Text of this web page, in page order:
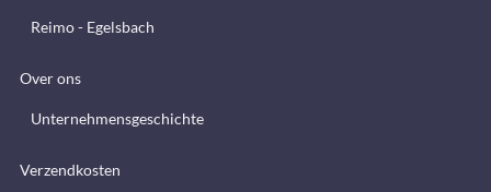
Reimo - Egelsbach
Over ons
Unternehmensgeschichte
Verzendkosten